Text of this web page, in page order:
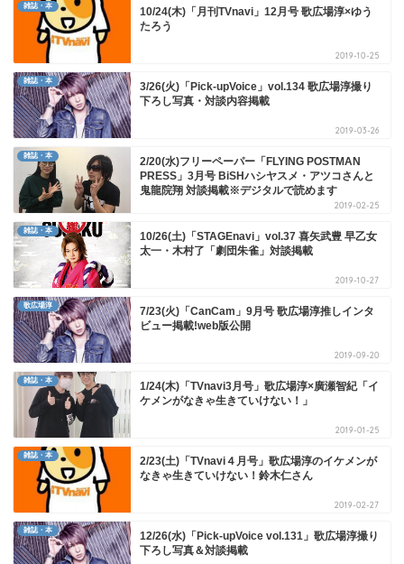
雑誌・本
10/24(木)「月刊TVnavi」12月号 歌広場淳×ゆう
たろう
2019-10-25
雑誌・本
3/26(火)「Pick-upVoice」vol.134 歌広場淳撮り
下ろし写真・対談内容掲載
2019-03-26
雑誌・本
2/20(水)フリーペーパー「FLYING POSTMAN
PRESS」3月号 BiSHハシヤスメ・アツコさんと
鬼龍院翔 対談掲載※デジタルで読めます
2019-02-25
雑誌・本
10/26(土)「STAGEnavi」vol.37 喜矢武豊 早乙女
太一・木村了「劇団朱雀」対談掲載
2019-10-27
歌広場淳
7/23(火)「CanCam」9月号 歌広場淳推しインタ
ビュー掲載!web版公開
2019-09-20
雑誌・本
1/24(木)「TVnavi3月号」歌広場淳×廣瀬智紀「イ
ケメンがなきゃ生きていけない！」
2019-01-25
雑誌・本
2/23(土)「TVnavi４月号」歌広場淳のイケメンが
なきゃ生きていけない！鈴木仁さん
2019-02-27
雑誌・本
12/26(水)「Pick-upVoice vol.131」歌広場淳撮り
下ろし写真＆対談掲載